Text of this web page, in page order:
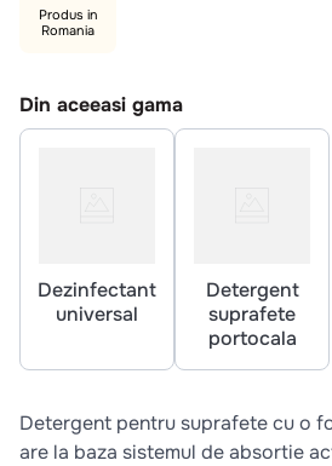
ceafa
10
Produs in
Romania
Din aceeasi gama
Dezinfectant
universal
Detergent
suprafete
portocala
Detergent pentru suprafete cu o
are la baza sistemul de absortie